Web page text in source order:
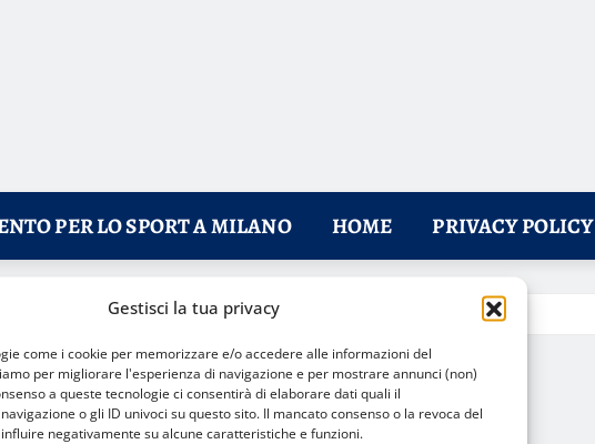
Gestisci la tua privacy
come i cookie per memorizzare e/o accedere alle informazioni del
per migliorare l'esperienza di navigazione e per mostrare annunci (non)
a queste tecnologie ci consentirà di elaborare dati quali il
o gli ID univoci su questo sito. Il mancato consenso o la revoca del
negativamente su alcune caratteristiche e funzioni.
PER LO SPORT A MILANO HOME PRIVACY POLICY